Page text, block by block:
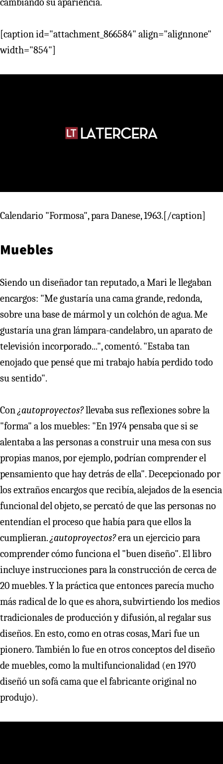
cambiando su apariencia.
[caption id="attachment_866584" align="alignnone"
width="854"]
Calendario "Formosa", para Danese, 1963.[/caption]
Muebles
Siendo un diseñador tan reputado, a Mari le llegaban
encargos: "Me gustaría una cama grande, redonda,
sobre una base de mármol y un colchón de agua. Me
gustaría una gran lámpara-candelabro, un aparato de
televisión incorporado...", comentó. "Estaba tan
enojado que pensé que mi trabajo había perdido todo
su sentido".
Con ¿autoproyectos?llevaba sus reflexiones sobre la
"forma" a los muebles: "En 1974 pensaba que si se
alentaba a las personas a construir una mesa con sus
propias manos, por ejemplo, podrían comprender el
pensamiento que hay detrás de ella". Decepcionado por
los extraños encargos que recibía, alejados de la esencia
funcional del objeto, se percató de que las personas no
entendían el proceso que había para que ellos la
cumplieran. ¿autoproyectos?era un ejercicio para
comprender cómo funciona el "buen diseño". El libro
incluye instrucciones para la construcción de cerca de
20 muebles. Y la práctica que entonces parecía mucho
más radical de lo que es ahora, subvirtiendo los medios
tradicionales de producción y difusión, al regalar sus
diseños. En esto, como en otras cosas, Mari fue un
pionero. También lo fue en otros conceptos del diseño
de muebles, como la multifuncionalidad (en 1970
diseñó un sofá cama que el fabricante original no
produjo).